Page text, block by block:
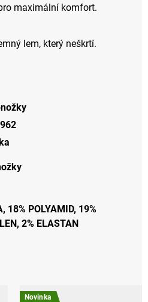
maximální komfort.
lem, který neškrtí.
18% POLYAMID, 19%
2% ELASTAN
Novinka